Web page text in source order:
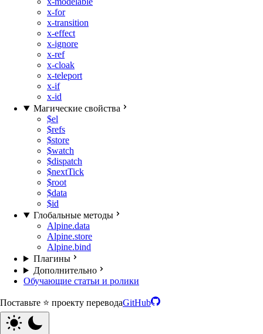
x-for
x-transition
x-effect
x-ignore
x-ref
x-cloak
x-teleport
x-if
x-id
Магические свойства
$el
$refs
$store
$watch
$dispatch
$nextTick
$root
$data
$id
Глобальные методы
Alpine.data
Alpine.store
Alpine.bind
Плагины
Дополнительно
Обучающие статьи и ролики
Поставьте ⭐️ проекту переводаGitHub